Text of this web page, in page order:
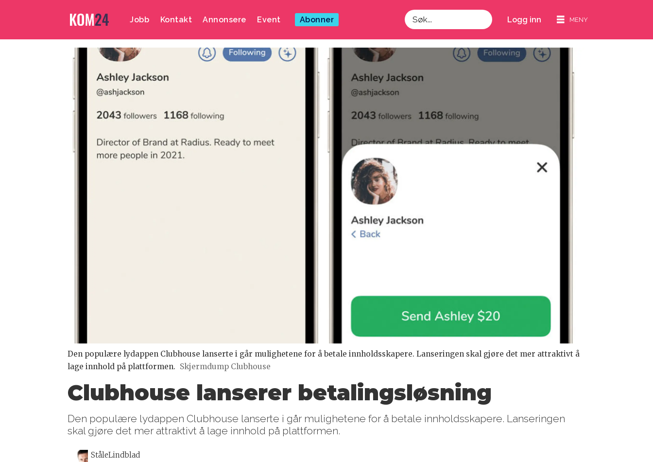
Jobb Kontakt Annonsere Event Abonner
Søk
Logg inn
Den populære lydappen Clubhouse lanserte i går mulighetene for å betale innholdsskapere. Lanseringen skal gjøre det mer attraktivt å
lage innhold på plattformen. Skjermdump Clubhouse
Clubhouse lanserer betalingsløsning
Den populære lydappen Clubhouse lanserte i går mulighetene for å betale innholdsskapere. Lanseringen
skal gjøre det mer attraktivt å lage innhold på plattformen.
StåleLindblad